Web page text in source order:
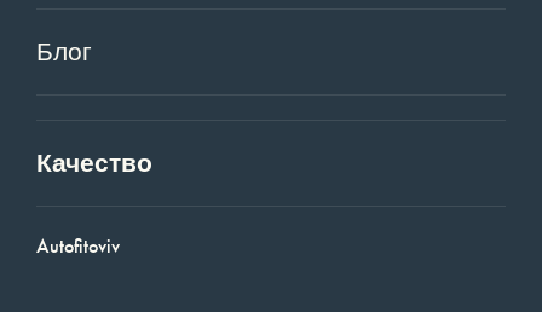
Блог
Качество
Autofitoviv